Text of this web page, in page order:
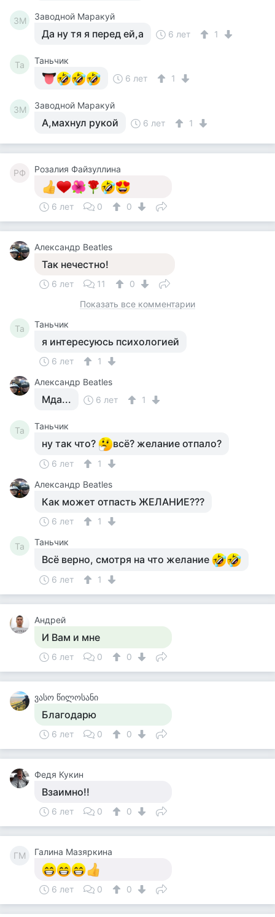
ЗМ Заводной Маракуй
Да ну тя я перед ей,а 6 лет 1
Та
Таньчик
6 лет
1
ЗМ Заводной Маракуй
А,махнул рукой 6 лет 1
РФ Розалия Файзуллина
6 лет 0 0
Александр Beatles
Так нечестно!
6 лет 11
0
Показать все комментарии
Та Таньчик
я интересуюсь психологией
6 лет
1
Александр Beatles
Мда... 6 лет 1
Та Таньчик
ну так что? всё? желание отпало?
6 лет
1
Александр Beatles
Как может отпасть ЖЕЛАНИЕ???
6 лет 1
Та Таньчик
Всё верно, смотря на что желание
6 лет 1
Андрей
И Вам и мне
6 лет 0 0
ვასო წილოსანი
Благодарю
6 лет 0 0
Федя Кукин
Взаимно!!
6 лет 0 0
ГМ Галина Мазяркина
6 лет 0 0